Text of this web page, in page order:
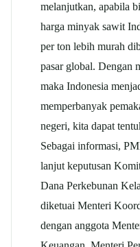
melanjutkan, apabila
harga minyak sawit
per ton lebih murah
pasar global. Dengan
maka Indonesia
memperbanyak
negeri, kita dapat
Sebagai informasi,
lanjut keputusan
Dana Perkebunan
diketuai Menteri
dengan anggota